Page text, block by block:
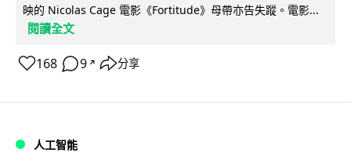
映的 Nicolas Cage 電影《Fortitude》母帶亦告失蹤。電影...
閱讀全文
168 9 ↗ 分享
人工智能